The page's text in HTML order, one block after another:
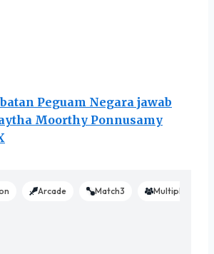
Peguam Negara jawab
Moorthy Ponnusamy